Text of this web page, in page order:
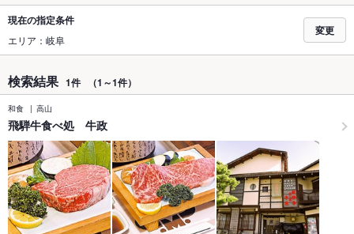
現在の指定条件
エリア：岐阜
変更
検索結果 1件 （1～1件）
和食 高山
飛騨牛食べ処 牛政